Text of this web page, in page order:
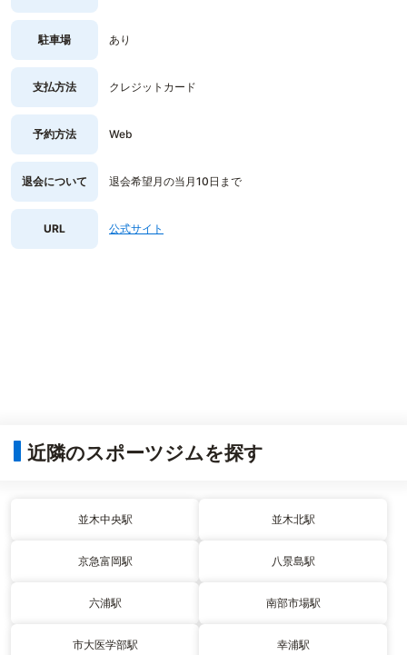
駐車場 あり
支払方法 クレジットカード
予約方法 Web
退会について 退会希望月の当月10日まで
URL 公式サイト
近隣のスポーツジムを探す
並木中央駅 並木北駅
京急富岡駅 八景島駅
六浦駅 南部市場駅
市大医学部駅 幸浦駅